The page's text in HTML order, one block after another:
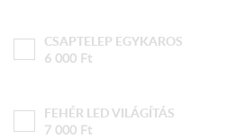
CSAPTELEP EGYKAROS
6 000 Ft
FEHÉR LED VILÁGÍTÁS
7 000 Ft